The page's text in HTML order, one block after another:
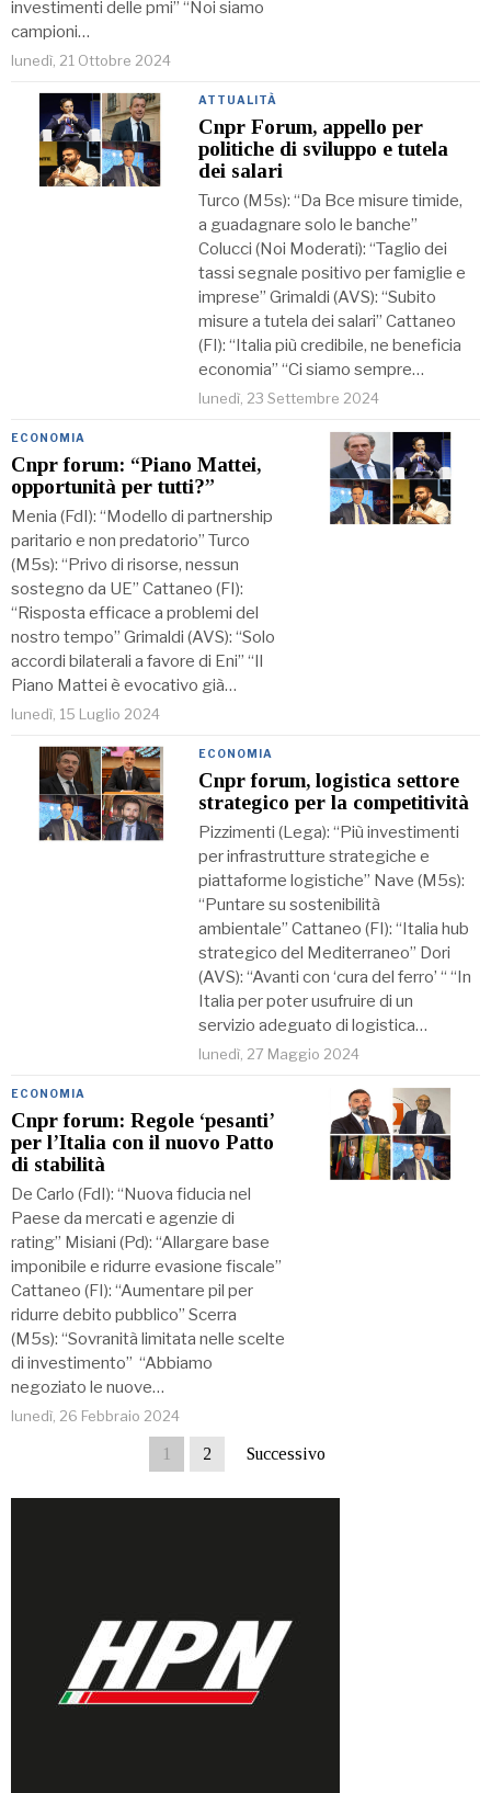
investimenti delle pmi” “Noi siamo
campioni…
lunedì, 21 Ottobre 2024
ATTUALITÀ
Cnpr Forum, appello per
politiche di sviluppo e tutela
dei salari
Turco (M5s): “Da Bce misure timide,
a guadagnare solo le banche”
Colucci (Noi Moderati): “Taglio dei
tassi segnale positivo per famiglie e
imprese” Grimaldi (AVS): “Subito
misure a tutela dei salari” Cattaneo
(FI): “Italia più credibile, ne beneficia
economia” “Ci siamo sempre…
lunedì, 23 Settembre 2024
ECONOMIA
Cnpr forum: “Piano Mattei,
opportunità per tutti?”
Menia (FdI): “Modello di partnership
paritario e non predatorio” Turco
(M5s): “Privo di risorse, nessun
sostegno da UE” Cattaneo (FI):
“Risposta efficace a problemi del
nostro tempo” Grimaldi (AVS): “Solo
accordi bilaterali a favore di Eni” “Il
Piano Mattei è evocativo già…
lunedì, 15 Luglio 2024
ECONOMIA
Cnpr forum, logistica settore
strategico per la competitività
Pizzimenti (Lega): “Più investimenti
per infrastrutture strategiche e
piattaforme logistiche” Nave (M5s):
“Puntare su sostenibilità
ambientale” Cattaneo (FI): “Italia hub
strategico del Mediterraneo” Dori
(AVS): “Avanti con ‘cura del ferro’ “ “In
Italia per poter usufruire di un
servizio adeguato di logistica…
lunedì, 27 Maggio 2024
ECONOMIA
Cnpr forum: Regole ‘pesanti’
per l’Italia con il nuovo Patto
di stabilità
De Carlo (FdI): “Nuova fiducia nel
Paese da mercati e agenzie di
rating” Misiani (Pd): “Allargare base
imponibile e ridurre evasione fiscale”
Cattaneo (FI): “Aumentare pil per
ridurre debito pubblico” Scerra
(M5s): “Sovranità limitata nelle scelte
di investimento” “Abbiamo
negoziato le nuove…
lunedì, 26 Febbraio 2024
1 2 Successivo